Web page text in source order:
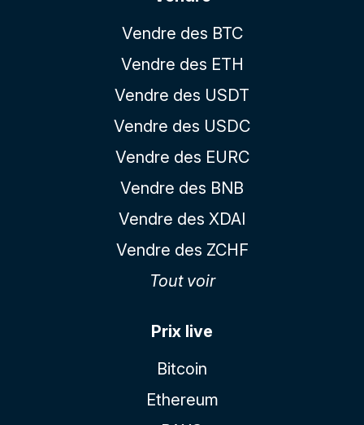
Vendre des BTC
Vendre des ETH
Vendre des USDT
Vendre des USDC
Vendre des EURC
Vendre des BNB
Vendre des XDAI
Vendre des ZCHF
Tout voir
Prix live
Bitcoin
Ethereum